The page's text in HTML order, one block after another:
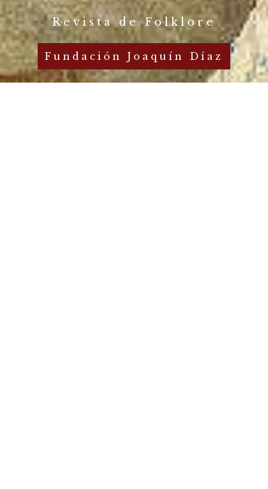
Revista de Folklore
Fundación Joaquín Díaz